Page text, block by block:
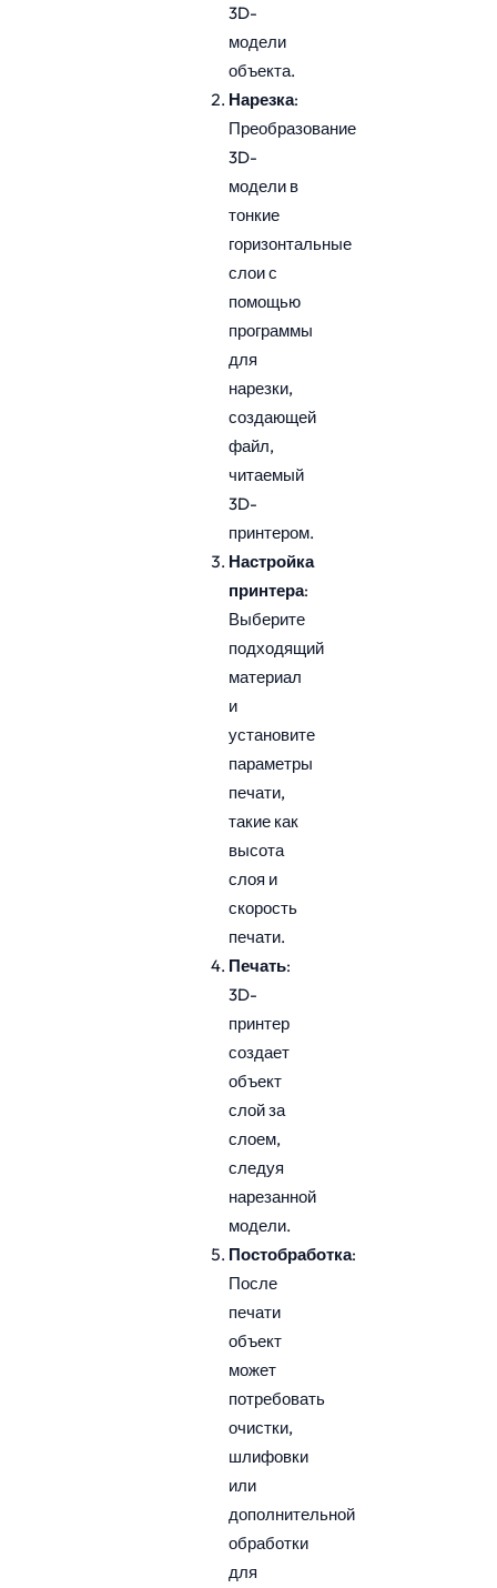
3D-
модели
объекта.
Нарезка:
Преобразование
3D-
модели в
тонкие
горизонтальные
слои с
помощью
программы
для
нарезки,
создающей
файл,
читаемый
3D-
принтером.
Настройка
принтера:
Выберите
подходящий
материал
и
установите
параметры
печати,
такие как
высота
слоя и
скорость
печати.
Печать:
3D-
принтер
создает
объект
слой за
слоем,
следуя
нарезанной
модели.
Постобработка:
После
печати
объект
может
потребовать
очистки,
шлифовки
или
дополнительной
обработки
для